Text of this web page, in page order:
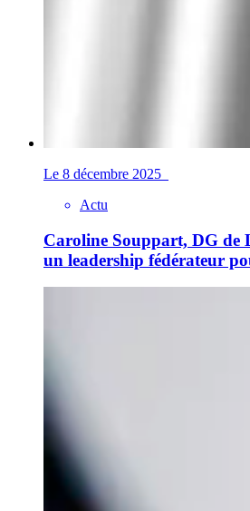
Le 8 décembre 2025
Actu
Caroline Souppart, DG de
un leadership fédérateur